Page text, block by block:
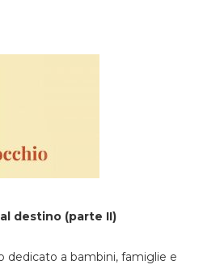
destino (parte II)
dedicato a bambini, famiglie e